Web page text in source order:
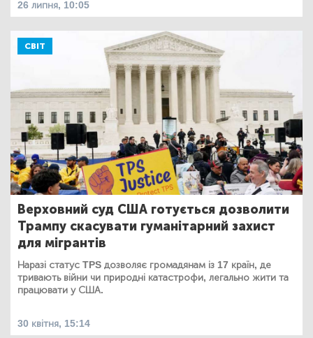
26 липня, 10:05
СВІТ
Верховний суд США готується дозволити
Трампу скасувати гуманітарний захист
для мігрантів
Наразі статус TPS дозволяє громадянам із 17 країн, де
тривають війни чи природні катастрофи, легально жити та
працювати у США.
30 квітня, 15:14